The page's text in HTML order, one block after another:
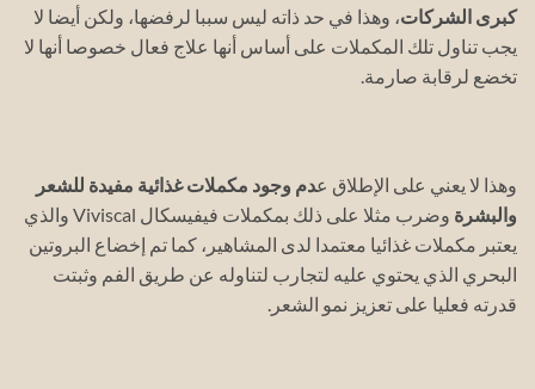
كبرى الشركات، وهذا في حد ذاته ليس سببا لرفضها، ولكن أيضا لا
يجب تناول تلك المكملات على أساس أنها علاج فعال خصوصا أنها لا
تخضع لرقابة صارمة.
وهذا لا يعني على الإطلاق عدم وجود مكملات غذائية مفيدة للشعر
والبشرة
وضرب مثلا على ذلك بمكملات فيفيسكال Viviscal والذي
يعتبر مكملات غذائيا معتمدا لدى المشاهير، كما تم إخضاع البروتين
البحري الذي يحتوي عليه لتجارب لتناوله عن طريق الفم وثبتت
قدرته فعليا على تعزيز نمو الشعر.